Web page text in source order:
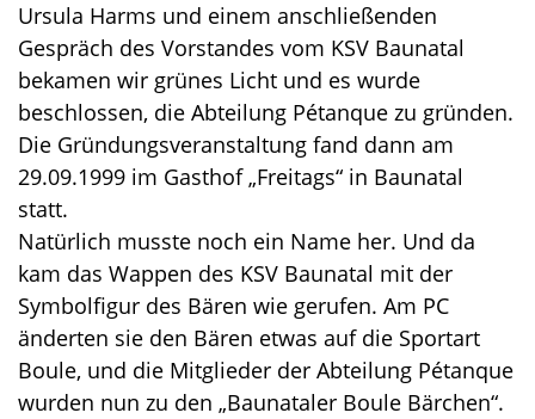
Ursula Harms und einem anschließenden
Gespräch des Vorstandes vom KSV Baunatal
bekamen wir grünes Licht und es wurde
beschlossen, die Abteilung Pétanque zu gründen.
Die Gründungsveranstaltung fand dann am
29.09.1999 im Gasthof „Freitags“ in Baunatal
statt.
Natürlich musste noch ein Name her. Und da
kam das Wappen des KSV Baunatal mit der
Symbolfigur des Bären wie gerufen. Am PC
änderten sie den Bären etwas auf die Sportart
Boule, und die Mitglieder der Abteilung Pétanque
wurden nun zu den „Baunataler Boule Bärchen“.